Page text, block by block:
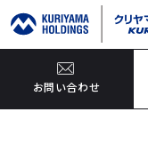
お問い合わせ